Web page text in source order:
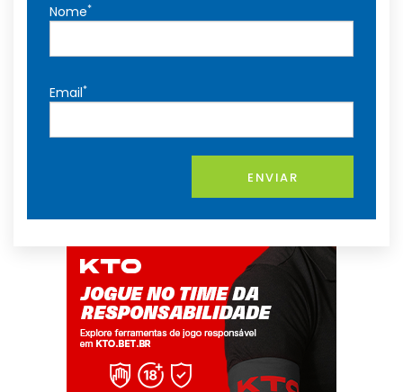
Nome*
Email*
ENVIAR